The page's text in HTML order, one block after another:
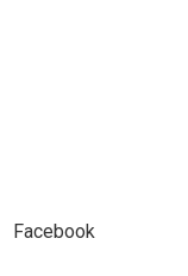
Facebook